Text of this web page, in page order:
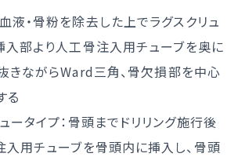
液・骨粉を除去した上でラグスクリュ
入部より人工骨注入用チューブを奥に
きながらWard三角、骨欠損部を中心
る
ータイプ：骨頭までドリリング施行後
入用チューブを骨頭内に挿入し、骨頭